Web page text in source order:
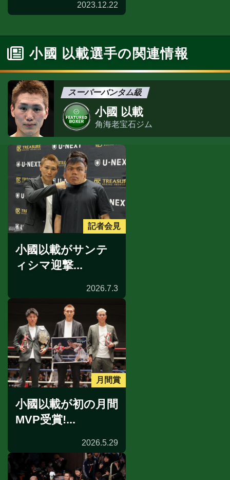
2023.12.22
小國 以載選手の関連情報
スーパーバンタム級
小國 以載
角海老宝石ジム
記者会見
小國以載がサンテ
ィシマ迎撃...
2026.7.3
月間賞
小國以載が初の月間
MVP受賞!...
2026.5.29